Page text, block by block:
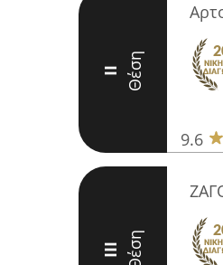
II Θέση
9.6
III Θέση